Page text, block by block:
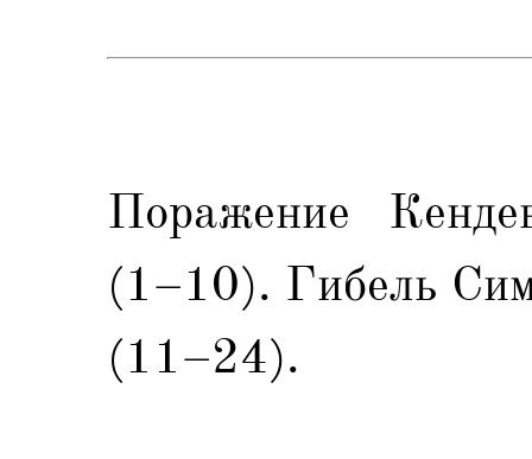
Поражение
(1–10). Гибель
(11–24).